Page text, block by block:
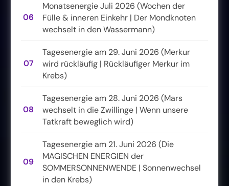
06
Monatsenergie Juli 2026 (Wochen der
Fülle & inneren Einkehr | Der Mondknoten
wechselt in den Wassermann)
07
Tagesenergie am 29. Juni 2026 (Merkur
wird rückläufig | Rückläufiger Merkur im
Krebs)
08
Tagesenergie am 28. Juni 2026 (Mars
wechselt in die Zwillinge | Wenn unsere
Tatkraft beweglich wird)
09
Tagesenergie am 21. Juni 2026 (Die
MAGISCHEN ENERGIEN der
SOMMERSONNENWENDE | Sonnenwechsel
in den Krebs)